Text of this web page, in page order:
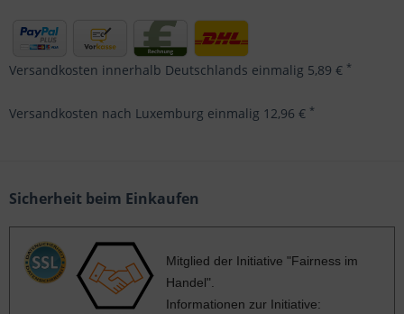
Versandkosten innerhalb Deutschlands einmalig 5,89 € *
Versandkosten nach Luxemburg einmalig 12,96 € *
Sicherheit beim Einkaufen
Mitglied der Initiative "Fairness im
Handel".
Informationen zur Initiative: